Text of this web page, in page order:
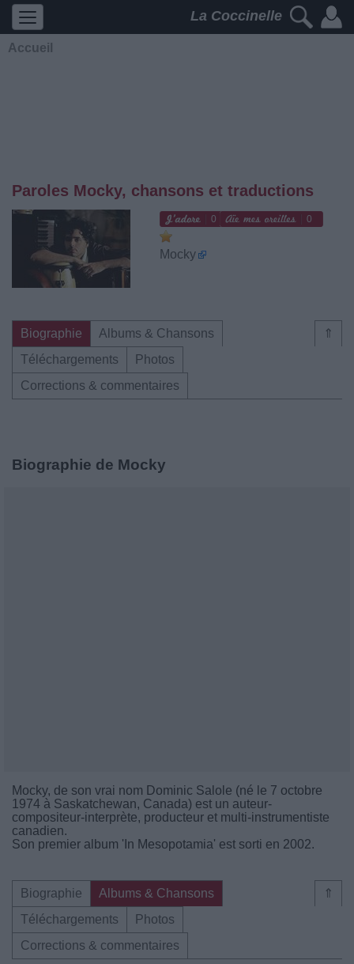
La Coccinelle
Accueil
Paroles Mocky, chansons et traductions
0 0
Mocky
⇑
Biographie
Albums & Chansons
Téléchargements
Photos
Corrections & commentaires
Biographie de Mocky
Mocky, de son vrai nom Dominic Salole (né le 7 octobre
1974 à Saskatchewan, Canada) est un auteur-
compositeur-interprète, producteur et multi-instrumentiste
canadien.
Son premier album 'In Mesopotamia' est sorti en 2002.
⇑
Biographie
Albums & Chansons
Téléchargements
Photos
Corrections & commentaires